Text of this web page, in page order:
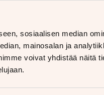
sosiaalisen median
mainosalan ja
voivat yhdistää näitä